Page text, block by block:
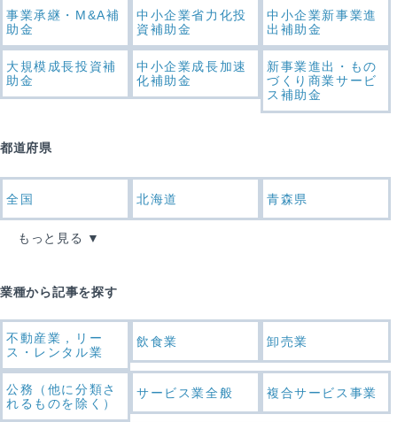
事業承継・M&A補
助金
中小企業省力化投
資補助金
中小企業新事業進
出補助金
大規模成長投資補
助金
中小企業成長加速
化補助金
新事業進出・もの
づくり商業サービ
ス補助金
都道府県
全国 北海道 青森県
もっと見る
業種から記事を探す
不動産業，リー
ス・レンタル業
飲食業 卸売業
公務（他に分類さ
れるものを除く）
サービス業全般 複合サービス事業